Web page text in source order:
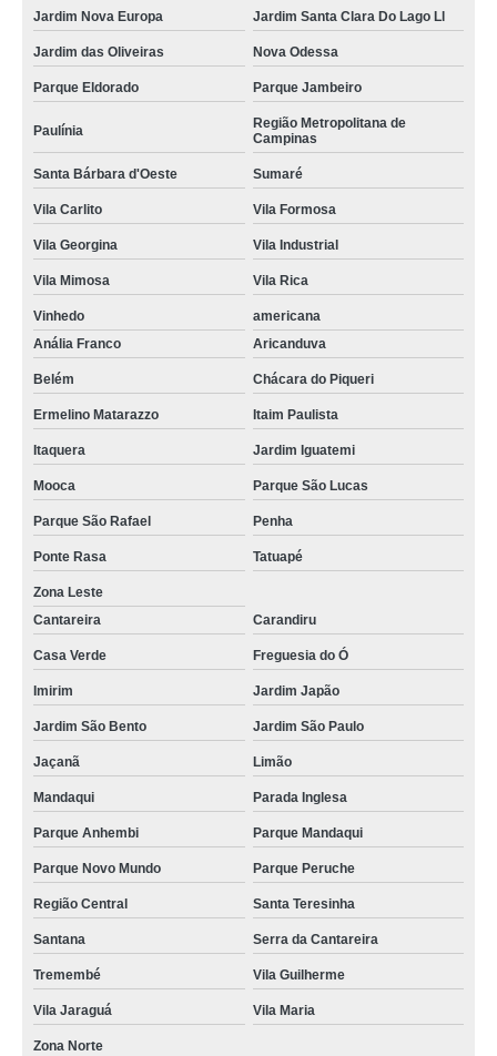
Jardim Nova Europa Jardim Santa Clara Do Lago Ll
Jardim das Oliveiras Nova Odessa
Parque Eldorado Parque Jambeiro
Paulínia
Região Metropolitana de
Campinas
Santa Bárbara d'Oeste Sumaré
Vila Carlito Vila Formosa
Vila Georgina Vila Industrial
Vila Mimosa Vila Rica
Vinhedo
americana
Anália Franco
Aricanduva
Belém Chácara do Piqueri
Ermelino Matarazzo Itaim Paulista
Itaquera Jardim Iguatemi
Mooca Parque São Lucas
Parque São Rafael Penha
Ponte Rasa Tatuapé
Zona Leste
Cantareira
Carandiru
Casa Verde Freguesia do Ó
Imirim Jardim Japão
Jardim São Bento Jardim São Paulo
Jaçanã Limão
Mandaqui Parada Inglesa
Parque Anhembi Parque Mandaqui
Parque Novo Mundo Parque Peruche
Região Central Santa Teresinha
Santana Serra da Cantareira
Tremembé Vila Guilherme
Vila Jaraguá Vila Maria
Zona Norte